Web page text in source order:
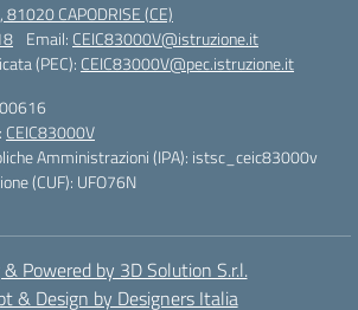
CAPODRISE (CE)
Email: CEIC83000V@istruzione.it
(PEC): CEIC83000V@pec.istruzione.it
CEIC83000V
Amministrazioni (IPA): istsc_ceic83000v
(CUF): UFO76N
Powered by 3D Solution S.r.l.
& Design by Designers Italia